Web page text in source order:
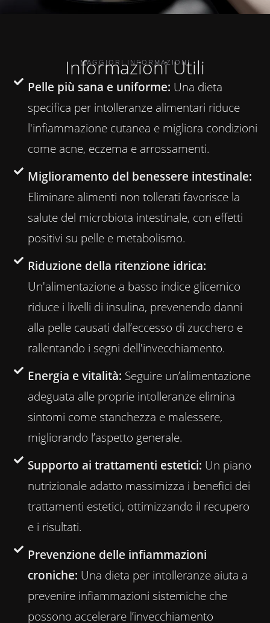
MAGGIORI INFORMAZIONI
Informazioni Utili
Pelle più sana e uniforme: Una dieta
specifica per intolleranze alimentari riduce
l'infiammazione cutanea e migliora condizioni
come acne, eczema e arrossamenti.
Miglioramento del benessere intestinale:
Eliminare alimenti non tollerati favorisce la
salute del microbiota intestinale, con effetti
positivi su pelle e metabolismo.
Riduzione della ritenzione idrica:
Un'alimentazione a basso indice glicemico
riduce i livelli di insulina, prevenendo danni
alla pelle causati dall’eccesso di zucchero e
rallentando i segni dell'invecchiamento.
Energia e vitalità: Seguire un’alimentazione
adeguata alle proprie intolleranze elimina
sintomi come stanchezza e malessere,
migliorando l’aspetto generale.
Supporto ai trattamenti estetici: Un piano
nutrizionale adatto massimizza i benefici dei
trattamenti estetici, ottimizzando il recupero
e i risultati.
Prevenzione delle infiammazioni
croniche: Una dieta per intolleranze aiuta a
prevenire infiammazioni sistemiche che
possono accelerare l’invecchiamento